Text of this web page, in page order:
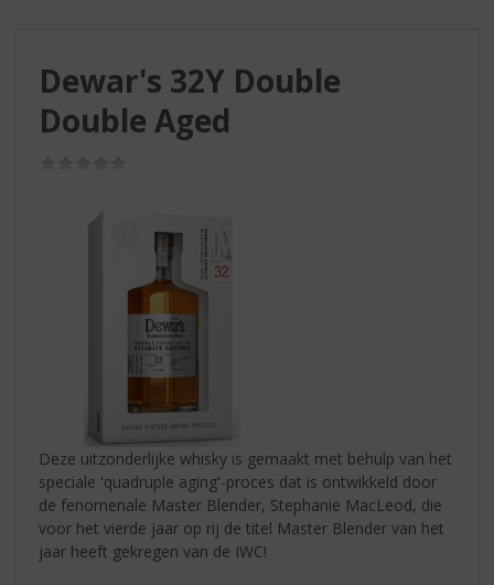
Dewar's 32Y Double
Double Aged
Deze uitzonderlijke whisky is gemaakt met behulp van het
speciale 'quadruple aging'-proces dat is ontwikkeld door
de fenomenale Master Blender, Stephanie MacLeod, die
voor het vierde jaar op rij de titel Master Blender van het
jaar heeft gekregen van de IWC!